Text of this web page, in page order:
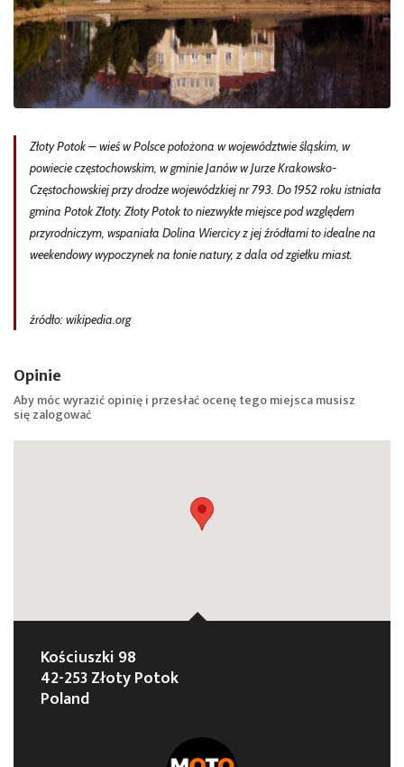
Złoty Potok – wieś w Polsce położona w województwie śląskim, w
powiecie częstochowskim, w gminie Janów w Jurze Krakowsko-
Częstochowskiej przy drodze wojewódzkiej nr 793. Do 1952 roku istniała
gmina Potok Złoty. Złoty Potok to niezwykłe miejsce pod względem
przyrodniczym, wspaniała Dolina Wiercicy z jej źródłami to idealne na
weekendowy wypoczynek na łonie natury, z dala od zgiełku miast.
źródło: wikipedia.org
Opinie
Aby móc wyrazić opinię i przesłać ocenę tego miejsca musisz
sięzalogować
Kościuszki 98
42-253 Złoty Potok
Poland